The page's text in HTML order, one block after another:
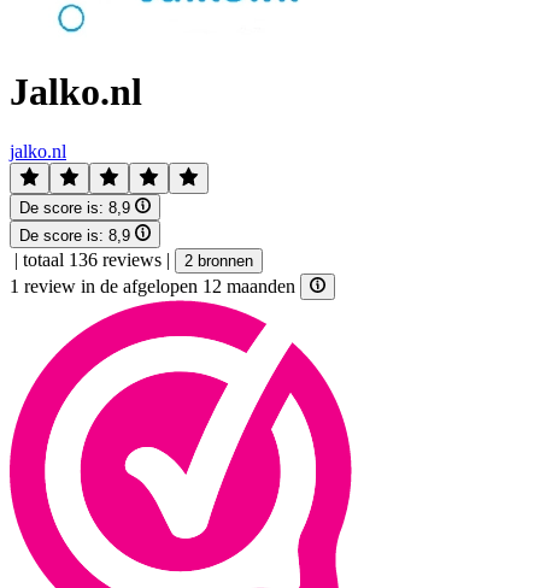
Jalko.nl
jalko.nl
De score is: 8,9
De score is: 8,9
| totaal 136 reviews | 2 bronnen
1 review in de afgelopen 12 maanden